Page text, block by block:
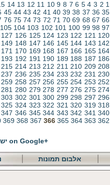
1
2
3
4
5
6
7
8
9
10
11
12
13
14
35
36
37
38
39
40
41
42
43
44
45
66
67
68
69
70
71
72
73
74
75
76
97
98
99
100
101
102
103
104
105
120
121
122
123
124
125
126
127
142
143
144
145
146
147
148
149
164
165
166
167
168
169
170
171
186
187
188
189
190
191
192
193
208
209
210
211
212
213
214
215
230
231
232
233
234
235
236
237
252
253
254
255
256
257
258
259
274
275
276
277
278
279
280
281
296
297
298
299
300
301
302
303
318
319
320
321
322
323
324
325
340
341
342
343
344
345
346
347
362
363
364
365
366
367
368
369
on Google+
אלבום תמונות